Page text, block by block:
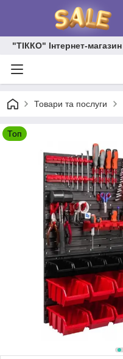
"ТІККО" Інтернет-магазин
Товари та послуги
Топ